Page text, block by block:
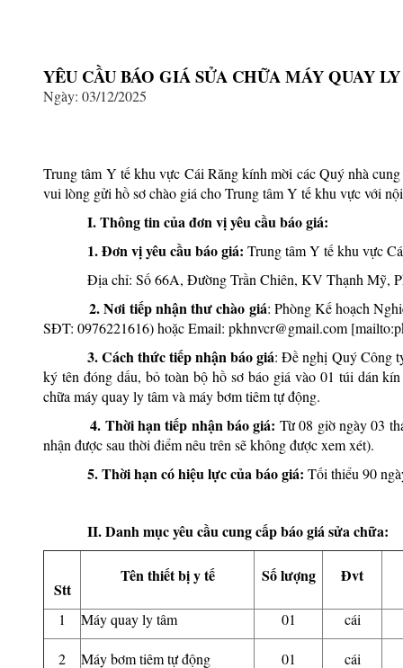
YÊU CẦU BÁO GIÁ SỬA CHỮA MÁY QUAY
Ngày: 03/12/2025
Trung tâm Y tế khu vực Cái Răng kính mời các Quý nhà
vui lòng gửi hồ sơ chào giá cho Trung tâm Y tế khu vực với
I. Thông tin của đơn vị yêu cầu báo giá:
1. Đơn vị yêu cầu báo giá: Trung tâm Y tế khu vực
Địa chỉ: Số 66A, Đường Trần Chiên, KV Thạnh Mỹ,
2. Nơi tiếp nhận thư chào giá: Phòng Kế hoạch
SĐT: 0976221616) hoặc Email: pkhnvcr@gmail.com
3. Cách thức tiếp nhận báo giá: Đề nghị Quý Công
ký tên đóng dấu, bỏ toàn bộ hồ sơ báo giá vào 01 túi dán
chữa máy quay ly tâm và máy bơm tiêm tự động.
4. Thời hạn tiếp nhận báo giá: Từ 08 giờ ngày 03
nhận được sau thời điểm nêu trên sẽ không được xem xét).
5. Thời hạn có hiệu lực của báo giá: Tối thiểu 90
II. Danh mục yêu cầu cung cấp báo giá sửa chữa:
Stt
Tên thiết bị y tế Số lượng Đvt
1 Máy quay ly tâm 01 cái
2 Máy bơm tiêm tự động 01 cái